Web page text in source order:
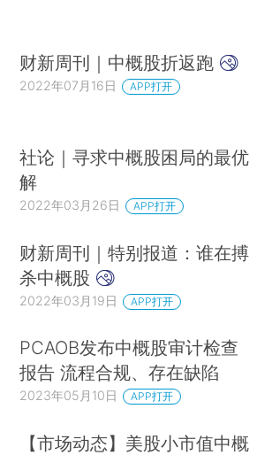
财新周刊｜中概股折返跑
2022年07月16日 APP打开
社论｜寻求中概股困局的最优
解
2022年03月26日 APP打开
财新周刊｜特别报道：谁在搏
杀中概股
2022年03月19日 APP打开
PCAOB发布中概股审计检查
报告 流程合规、存在缺陷
2023年05月10日 APP打开
【市场动态】美股小市值中概